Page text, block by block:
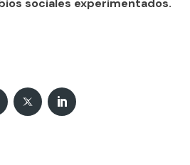
sociales experimentados.